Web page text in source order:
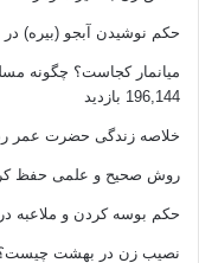
حکم نوشیدن آبجو (بیره)
میانمار کجاست؟ چگونه
196,144 بازدید
خلاصه زندگی حضرت عمر
روش صحیح و علمی حفظ
حکم بوسه کردن و ملاعبه
نصیب زن در بهشت